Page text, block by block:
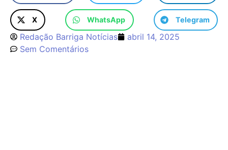
X WhatsApp Telegram
Redação Barriga Notícias
abril 14, 2025
Sem Comentários